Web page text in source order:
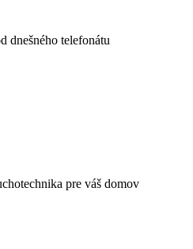
dnešného telefonátu
pre váš domov